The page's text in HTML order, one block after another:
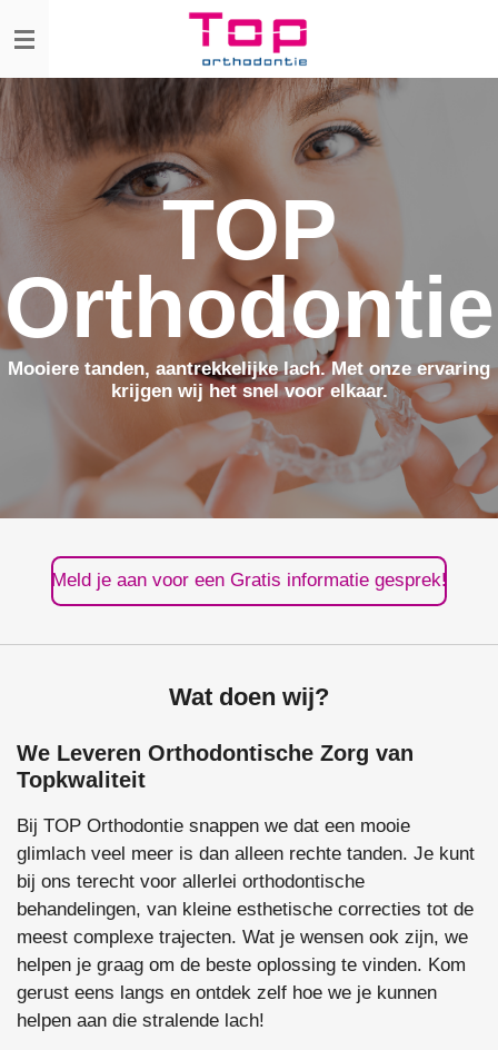
direct
naar
de
hoofdinhoud
TOP
Orthodontie
Mooiere tanden, aantrekkelijke lach. Met onze ervaring
krijgen wij het snel voor elkaar.
Meld je aan voor een Gratis informatie gesprek!
Wat doen wij?
We Leveren Orthodontische Zorg van
Topkwaliteit
Bij TOP Orthodontie snappen we dat een mooie
glimlach veel meer is dan alleen rechte tanden. Je kunt
bij ons terecht voor allerlei orthodontische
behandelingen, van kleine esthetische correcties tot de
meest complexe trajecten. Wat je wensen ook zijn, we
helpen je graag om de beste oplossing te vinden. Kom
gerust eens langs en ontdek zelf hoe we je kunnen
helpen aan die stralende lach!